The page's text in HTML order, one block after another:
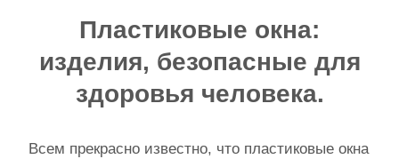
Пластиковые окна:
изделия, безопасные для
здоровья человека.
Всем прекрасно известно, что пластиковые окна